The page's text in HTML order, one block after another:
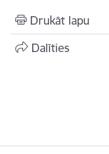
Drukāt lapu
Dalīties